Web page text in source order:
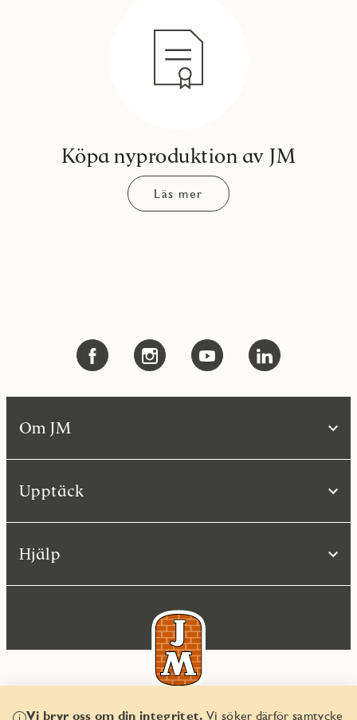
Köpa nyproduktion av JM
Läs mer
Vi bryr oss om din integritet. Vi söker därför samtycke
Om JM
Upptäck
Hjälp